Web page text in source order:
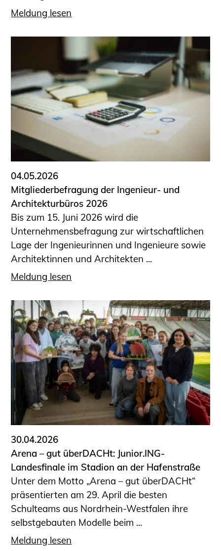
Meldung lesen
04.05.2026
Mitgliederbefragung der Ingenieur- und
Architekturbüros 2026
Bis zum 15. Juni 2026 wird die
Unternehmensbefragung zur wirtschaftlichen
Lage der Ingenieurinnen und Ingenieure sowie
Architektinnen und Architekten ...
Meldung lesen
30.04.2026
Arena – gut überDACHt: Junior.ING-
Landesfinale im Stadion an der Hafenstraße
Unter dem Motto „Arena – gut überDACHt“
präsentierten am 29. April die besten
Schulteams aus Nordrhein-Westfalen ihre
selbstgebauten Modelle beim ...
Meldung lesen